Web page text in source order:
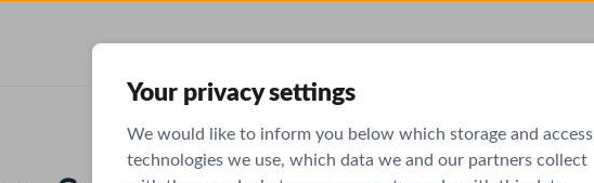
Your privacy settings
We would like to inform you below which storage and access
technologies we use, which data we and our partners collect